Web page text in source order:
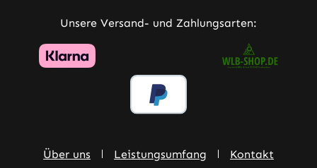
Unsere Versand- und Zahlungsarten:
Über uns Leistungsumfang Kontakt